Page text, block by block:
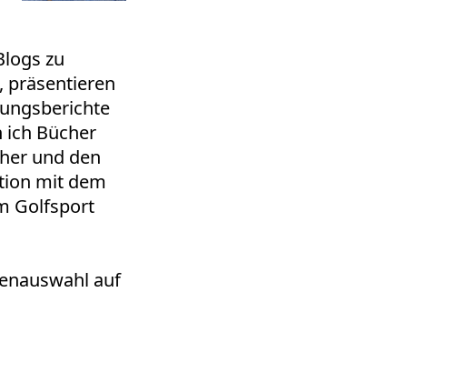
zu
präsentieren
ich Bücher
und den
mit dem
Golfsport
auf